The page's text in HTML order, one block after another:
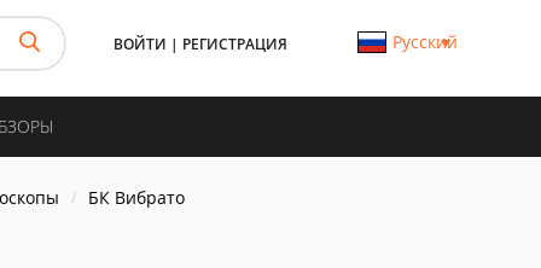
ВОЙТИ | РЕГИСТРАЦИЯ Русский
БК Вибрато